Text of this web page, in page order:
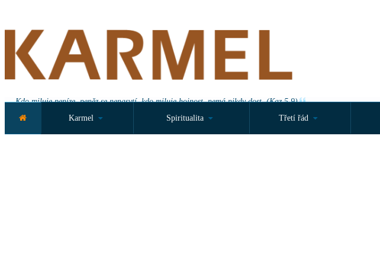
Kdo miluje peníze, peněz se nenasytí, kdo miluje hojnost, nemá nikdy dost. (Kaz 5,9)
Karmel
Spiritualita Třetí řád